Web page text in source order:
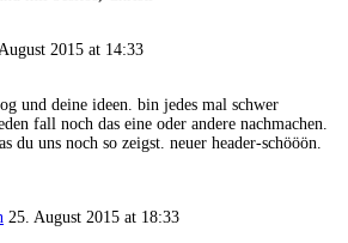
2015 at 14:33
und deine ideen. bin jedes mal schwer
fall noch das eine oder andere nachmachen.
du uns noch so zeigst. neuer header-schööön.
25. August 2015 at 18:33